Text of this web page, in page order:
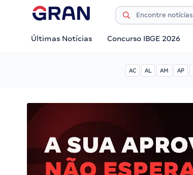
Últimas Notícias Concurso IBGE 2026
AC AL AM AP